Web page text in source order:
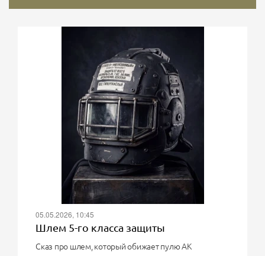
05.05.2026, 10:45
Шлем 5-го класса защиты
Сказ про шлем, который обижает пулю АК